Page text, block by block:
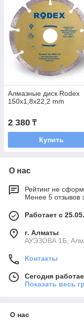
Алмазные диск Rodex
150x1,8x22,2 mm
2 380 ₸
Купить
О нас
Рейтинг не
Менее 5 отзывов
Работает с
г. Алматы
АУЭЗОВА 1Б,
Контакты
Сегодня
Показать весь
О нас